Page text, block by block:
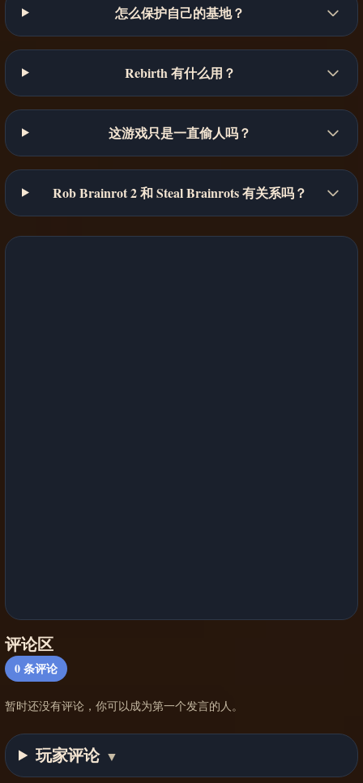
怎么保护自己的基地？
Rebirth 有什么用？
这游戏只是一直偷人吗？
Rob Brainrot 2 和 Steal Brainrots 有关系吗？
评论区
0条评论
暂时还没有评论，你可以成为第一个发言的人。
玩家评论 ▼